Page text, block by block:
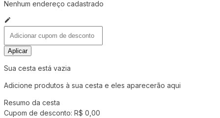
Nenhum endereço cadastrado
Aplicar
Sua cesta está vazia
Adicione produtos à sua cesta e eles aparecerão aqui
Resumo da cesta
Cupom de desconto: R$ 0,00